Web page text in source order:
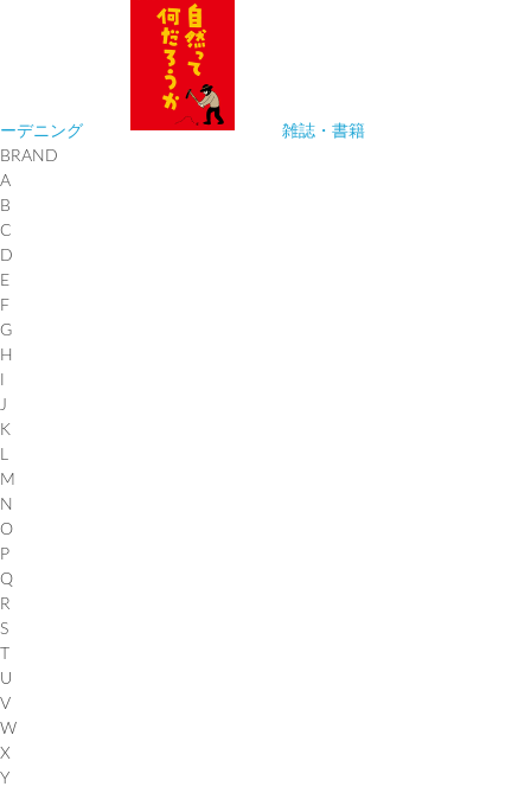
ーデニング
雑誌・書籍
BRAND
A
B
C
D
E
F
G
H
J
K
M
N
O
P
Q
R
S
T
U
V
W
X
Y